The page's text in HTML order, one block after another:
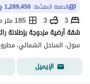
الدفعة المقدّمة: 1,289,450 ج.م
3
3
185 متر مربع
سول، الساحل الشمالي،
الإيميل